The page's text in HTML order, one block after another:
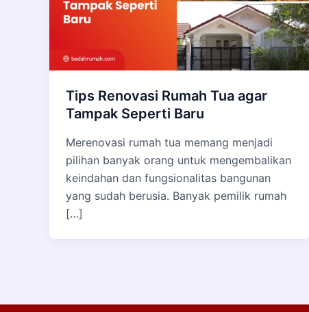
Tips Renovasi Rumah Tua agar
Tampak Seperti Baru
Merenovasi rumah tua memang menjadi
pilihan banyak orang untuk mengembalikan
keindahan dan fungsionalitas bangunan
yang sudah berusia. Banyak pemilik rumah
[…]